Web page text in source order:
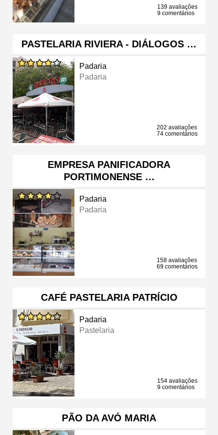
139 avaliações
9 comentários
PASTELARIA RIVIERA - DIÁLOGOS …
Padaria
Padaria
202 avaliações
74 comentários
EMPRESA PANIFICADORA
PORTIMONENSE …
Padaria
Padaria
158 avaliações
69 comentários
CAFÉ PASTELARIA PATRÍCIO
Padaria
Pastelaria
154 avaliações
9 comentários
PÃO DA AVÓ MARIA